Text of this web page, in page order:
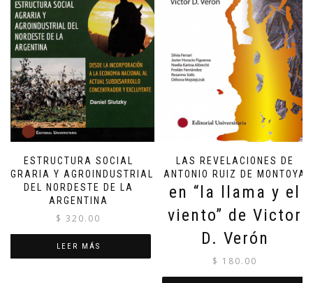
ESTRUCTURA SOCIAL
AGRARIA Y AGROINDUSTRIAL
DEL NORDESTE DE LA
ARGENTINA
$ 320.00
LEER MÁS
LAS REVELACIONES DE
ANTONIO RUIZ DE MONTOYA
en “la llama y el
viento” de Victor
D. Verón
$ 180.00